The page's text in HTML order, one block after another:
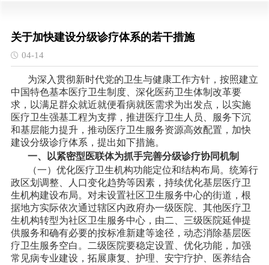
关于加快建设分级诊疗体系的若干措施
04-14
为深入贯彻新时代党的卫生与健康工作方针，按照建立
中国特色基本医疗卫生制度、深化医药卫生体制改革要
求，以满足群众就近就便看病就医需求为出发点，以实施
医疗卫生强基工程为支撑，推进医疗卫生人员、服务下沉
和基层能力提升，推动医疗卫生服务资源高效配置，加快
建设分级诊疗体系，提出如下措施。
一、以紧密型医联体为抓手完善分级诊疗协同机制
（一）优化医疗卫生机构功能定位和结构布局。统筹行
政区划调整、人口变化趋势等因素，持续优化基层医疗卫
生机构建设布局。对未设置社区卫生服务中心的街道，根
据地方实际依次通过辖区内政府办一级医院、其他医疗卫
生机构转型为社区卫生服务中心，由二、三级医院延伸提
供服务和确有必要的按标准新建等途径，动态消除基层医
疗卫生服务空白。二级医院要稳定设置、优化功能，加强
常见病专业建设，拓展康复、护理、安宁疗护、医养结合